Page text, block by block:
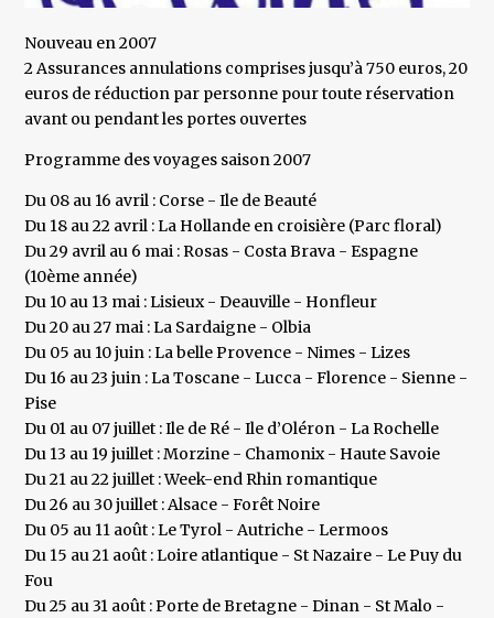
Nouveau en 2007
2 Assurances annulations comprises jusqu’à 750 euros, 20
euros de réduction par personne pour toute réservation
avant ou pendant les portes ouvertes
Programme des voyages saison 2007
Du 08 au 16 avril : Corse - Ile de Beauté
Du 18 au 22 avril : La Hollande en croisière (Parc floral)
Du 29 avril au 6 mai : Rosas - Costa Brava - Espagne
(10ème année)
Du 10 au 13 mai : Lisieux - Deauville - Honfleur
Du 20 au 27 mai : La Sardaigne - Olbia
Du 05 au 10 juin : La belle Provence - Nimes - Lizes
Du 16 au 23 juin : La Toscane - Lucca - Florence - Sienne -
Pise
Du 01 au 07 juillet : Ile de Ré - Ile d’Oléron - La Rochelle
Du 13 au 19 juillet : Morzine - Chamonix - Haute Savoie
Du 21 au 22 juillet : Week-end Rhin romantique
Du 26 au 30 juillet : Alsace - Forêt Noire
Du 05 au 11 août : Le Tyrol - Autriche - Lermoos
Du 15 au 21 août : Loire atlantique - St Nazaire - Le Puy du
Fou
Du 25 au 31 août : Porte de Bretagne - Dinan - St Malo -